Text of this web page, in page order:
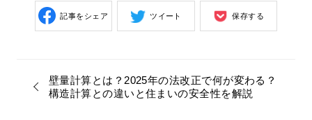
記事をシェア ツイート 保存する
壁量計算とは？2025年の法改正で何が変わる？
構造計算との違いと住まいの安全性を解説